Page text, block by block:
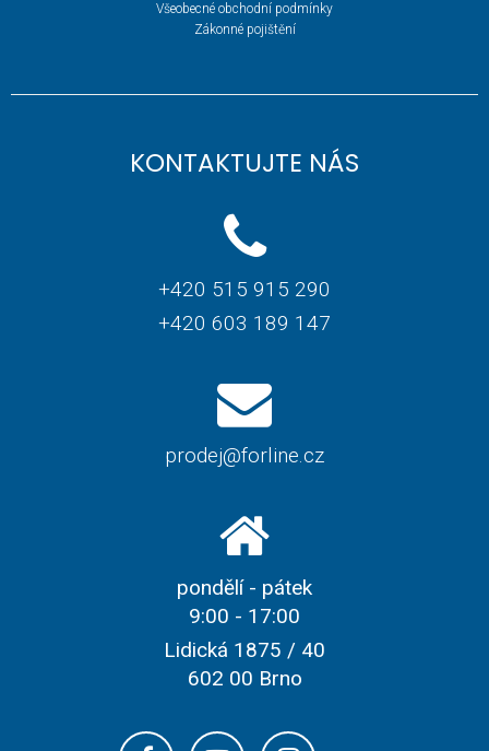
Všeobecné obchodní podmínky
Zákonné pojištění
KONTAKTUJTE NÁS
+420 515 915 290
+420 603 189 147
prodej@forline.cz
pondělí - pátek
9:00 - 17:00
Lidická 1875 / 40
602 00 Brno